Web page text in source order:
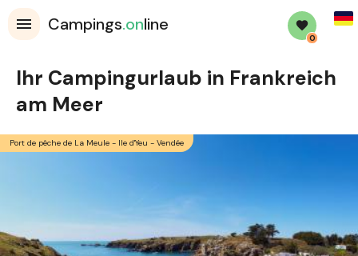
Campings.online
0
Ihr Campingurlaub in Frankreich
am Meer
Port de pêche de La Meule - Ile d'Yeu - Vendée